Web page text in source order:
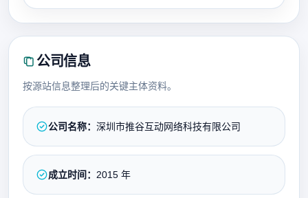
公司信息
按源站信息整理后的关键主体资料。
公司名称： 深圳市推谷互动网络科技有限公司
成立时间： 2015 年